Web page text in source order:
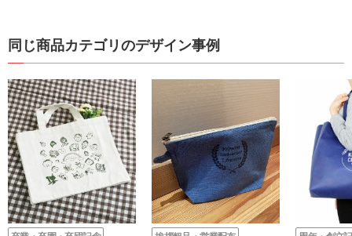
同じ商品カテゴリのデザイン事例